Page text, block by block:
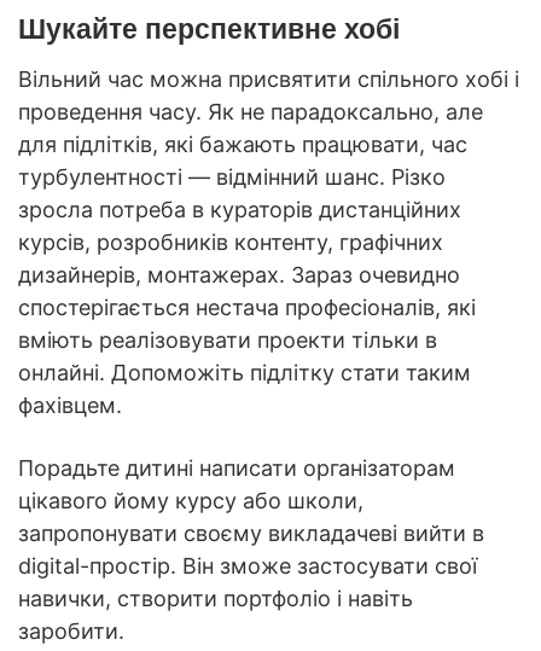
Шукайте перспективне хобі
Вільний час можна присвятити спільного хобі і
проведення часу. Як не парадоксально, але
для підлітків, які бажають працювати, час
турбулентності — відмінний шанс. Різко
зросла потреба в кураторів дистанційних
курсів, розробників контенту, графічних
дизайнерів, монтажерах. Зараз очевидно
спостерігається нестача професіоналів, які
вміють реалізовувати проекти тільки в
онлайні. Допоможіть підлітку стати таким
фахівцем.
Порадьте дитині написати організаторам
цікавого йому курсу або школи,
запропонувати своєму викладачеві вийти в
digital-простір. Він зможе застосувати свої
навички, створити портфоліо і навіть
заробити.